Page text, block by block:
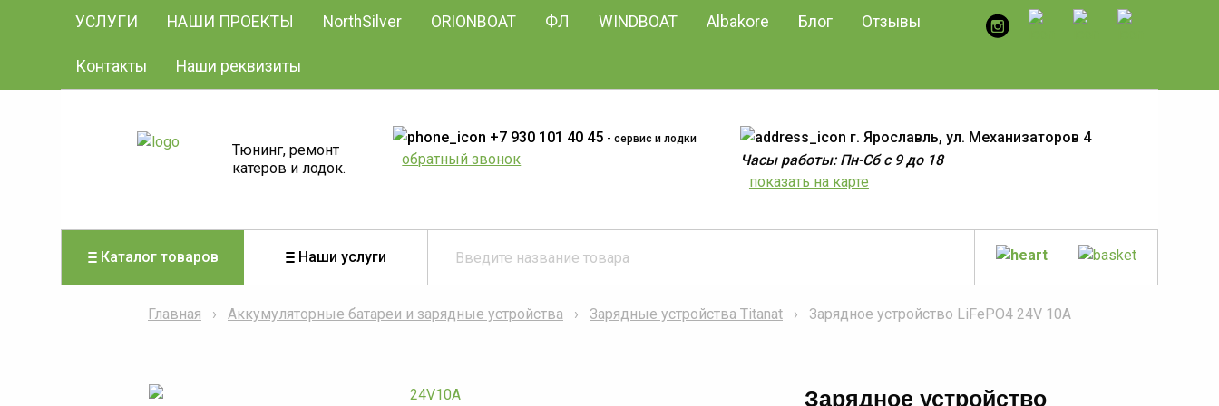
УСЛУГИ НАШИ ПРОЕКТЫ NorthSilver ORIONBOAT ФЛ WINDBOAT Albakore Блог Отзывы
Контакты Наши реквизиты
Тюнинг, ремонт
катеров и лодок.
+7 930 101 40 45 - сервис и лодки
обратный звонок
г. Ярославль, ул. Механизаторов 4
Часы работы: Пн-Сб с 9 до 18
показать на карте
Каталог товаров Наши услуги
Главная Аккумуляторные батареи и зарядные устройства Зарядные устройства Titanat Зарядное устройство LiFePO4 24V 10A
Зарядное устройство